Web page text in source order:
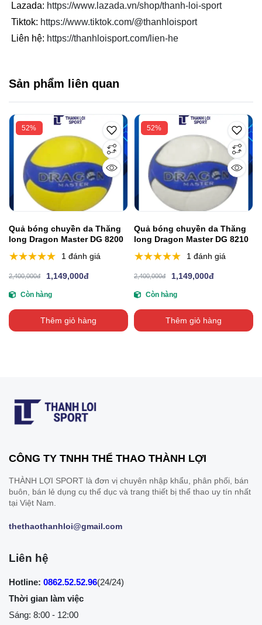
Lazada: https://www.lazada.vn/shop/thanh-loi-sport
Tiktok: https://www.tiktok.com/@thanhloisport
Liên hệ: https://thanhloisport.com/lien-he
Sản phẩm liên quan
52%
Quả bóng chuyền da Thăng
long Dragon Master DG 8200
1 đánh giá
2,400,000đ 1,149,000đ
Còn hàng
Thêm giỏ hàng
52%
Quả bóng chuyền da Thăng
long Dragon Master DG 8210
1 đánh giá
2,400,000đ 1,149,000đ
Còn hàng
Thêm giỏ hàng
CÔNG TY TNHH THỂ THAO THÀNH LỢI
THÀNH LỢI SPORT là đơn vị chuyên nhập khẩu, phân phối, bán
buôn, bán lẻ dụng cụ thể dục và trang thiết bị thể thao uy tín nhất
tại Việt Nam.
thethaothanhloi@gmail.com
Liên hệ
Hotline: 0862.52.52.96(24/24)
Thời gian làm việc
Sáng: 8:00 - 12:00